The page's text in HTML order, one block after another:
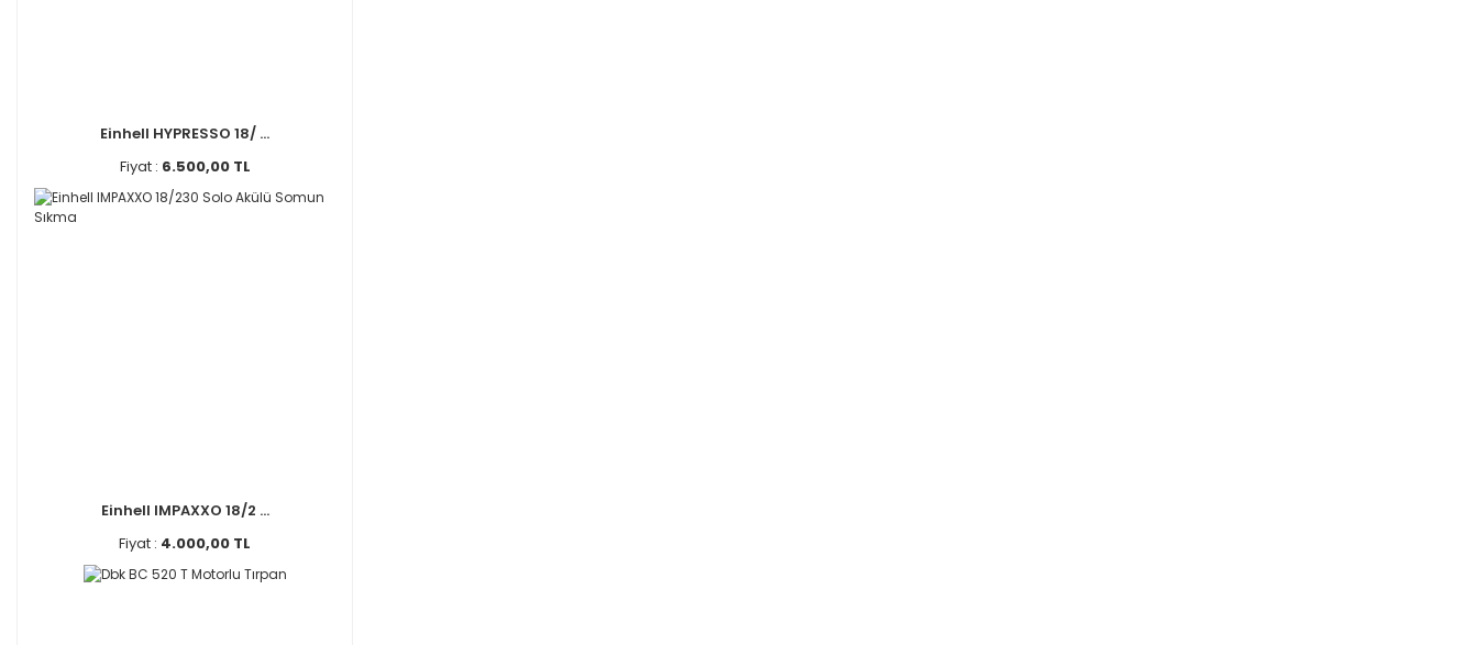
Einhell HYPRESSO 18/ ...
Fiyat : 6.500,00 TL
Einhell IMPAXXO 18/2 ...
Fiyat : 4.000,00 TL